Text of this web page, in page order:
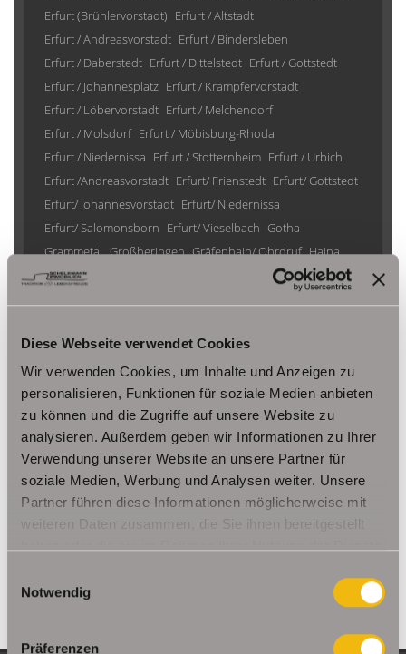
Diese Webseite verwendet Cookies
Wir verwenden Cookies, um Inhalte und Anzeigen zu
personalisieren, Funktionen für soziale Medien anbieten
zu können und die Zugriffe auf unsere Website zu
analysieren. Außerdem geben wir Informationen zu Ihrer
Verwendung unserer Website an unsere Partner für
soziale Medien, Werbung und Analysen weiter. Unsere
Partner führen diese Informationen möglicherweise mit
weiteren Daten zusammen, die Sie ihnen bereitgestellt
Notwendig
Präferenzen
Erfurt (Brühlervorstadt) Erfurt / Altstadt
Erfurt / Andreasvorstadt Erfurt / Bindersleben
Erfurt / Daberstedt Erfurt / Dittelstedt Erfurt / Gottstedt
Erfurt / Johannesplatz Erfurt / Krämpfervorstadt
Erfurt / Löbervorstadt Erfurt / Melchendorf
Erfurt / Molsdorf Erfurt / Möbisburg-Rhoda
Erfurt / Niedernissa Erfurt / Stotternheim Erfurt / Urbich
Erfurt /Andreasvorstadt Erfurt/ Frienstedt Erfurt/ Gottstedt
Erfurt/ Johannesvorstadt Erfurt/ Niedernissa
Erfurt/ Salomonsborn Erfurt/ Vieselbach Gotha
Grammetal Großheringen Gräfenhain/ Ohrdruf Haina
Herbsleben
Ohrdruf Riethnordhausen Ruhla
Saalfeld/Saale / Remschütz Steinbach-Hallenberg/ Viernau
Tonna / Gräfentonna Udestedt
Unstrut- Hainich /Großengottern
Weimar / Legefeld
Immo Am Ettersberg Haus Am Ettersberg Häuser Am Ettersberg
kaufen Am Ettersberg Immobilie Am Ettersberg Immobilien Am
Ettersberg
Hauskauf Am Ettersberg
Immobilienkauf Am